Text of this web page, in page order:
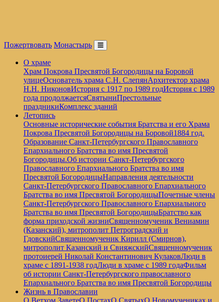
Пожертвовать Монастырь
О храме
Храм Покрова Пресвятой Богородицы на Боровой
улицеОснователь храма С.Н. СлепянАрхитектор храма
Н.Н. НиконовИстория с 1917 по 1989 годИстория с 1989
года продолжаетсяСвятыниПрестольные
праздникиКомплекс зданий
Летопись
Основные исторические события Братства и его Храма
Покрова Пресвятой Богородицы на Боровой1884 год.
Образование Санкт-Петербургского Православного
Епархиального Братства во имя Пресвятой
Богородицы.Об истории Санкт-Петербургского
Православного Епархиального Братства во имя
Пресвятой БогородицыНаправления деятельности
Санкт-Петербургского Православного Епархиального
Братства во имя Пресвятой БогородицыПочетные члены
Санкт-Петербургского Православного Епархиального
Братства во имя Пресвятой БогородицыБратство как
форма приходской жизниСвященномученик Вениамин
(Казанский), митрополит Петроградский и
ГдовскийСвященномученик Кирилл (Смирнов),
митрополит Казанский и СвияжскийСвященномученик
протоиерей Николай Константинович КулаковЛюди в
храме с 1891-1938 годЛюди в храме с 1989 годаФильм
об истории Санкт-Петербургского православного
Епархиального Братства во имя Пресвятой Богородицы
Жизнь в Православии
О Ветхом ЗаветеО ПостахО СвятыхО Новомучениках и